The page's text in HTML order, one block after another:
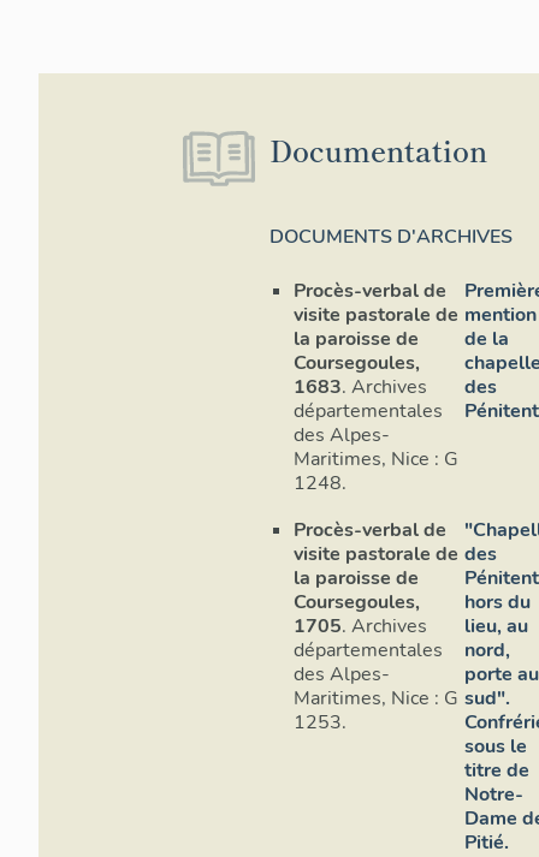
Documentation
DOCUMENTS D'ARCHIVES
Procès-verbal de
visite pastorale de
la paroisse de
Coursegoules,
1683. Archives
départementales
des Alpes-
Maritimes, Nice : G
1248.
mention
de la
des
Procès-verbal de
visite pastorale de
la paroisse de
Coursegoules,
1705. Archives
départementales
des Alpes-
Maritimes, Nice : G
1253.
des
hors du
lieu, au
nord,
porte au
sud".
sous le
titre de
Notre-
Dame
Pitié.